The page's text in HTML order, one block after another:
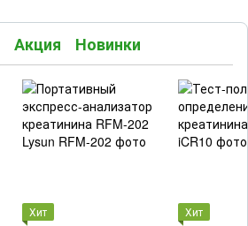
Акция Новинки
Хит Хит